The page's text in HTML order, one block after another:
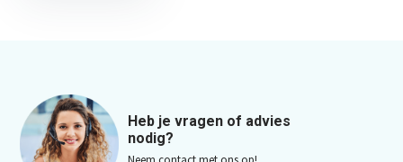
Heb je vragen of advies
nodig?